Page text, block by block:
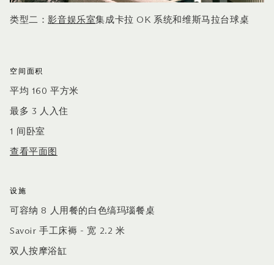
类型二：影音娱乐室集成卡拉 OK 系统和维斯马拉台球桌
空间面积
平均 160 平方米
最多 3 人入住
1 间卧室
查看平面图
设施
可容纳 8 人用餐的白色缟玛瑙餐桌
Savoir 手工床褥 - 宽 2.2 米
双人按摩浴缸